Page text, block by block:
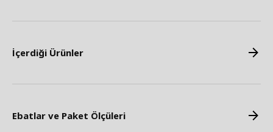
İçerdiği Ürünler
Ebatlar ve Paket Ölçüleri